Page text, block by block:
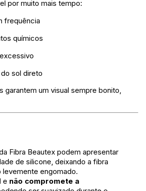
por muito mais tempo:
frequência
químicos
sol direto
garantem um visual sempre bonito,
Fibra Beautex podem apresentar
de silicone, deixando a fibra
engomado.
e não compromete a